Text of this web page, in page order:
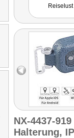
alle, die
NX-4437-919
Halterung,